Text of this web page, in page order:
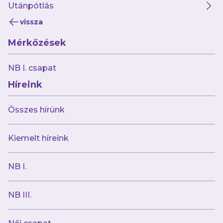
Utánpótlás
vissza
Mérkőzések
NB I. csapat
Híreink
Összes hírünk
Kiemelt híreink
NB I.
NB III.